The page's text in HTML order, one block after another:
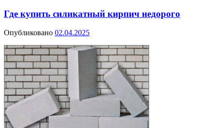
Где купить силикатный кирпич недорого
Опубликовано 02.04.2025